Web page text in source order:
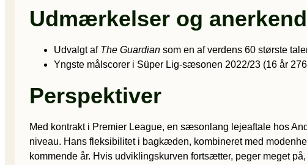
Udmærkelser og
Udvalgt af The Guardian som en af verdens 60 største
Yngste målscorer i Süper Lig-sæsonen 2022/23 (16 år
Perspektiver
Med kontrakt i Premier League, en sæsonlang lejeaftale hos
niveau. Hans fleksibilitet i bagkæden, kombineret med
kommende år. Hvis udviklingskurven fortsætter, peger meget